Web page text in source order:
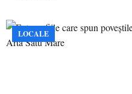
LOCALE